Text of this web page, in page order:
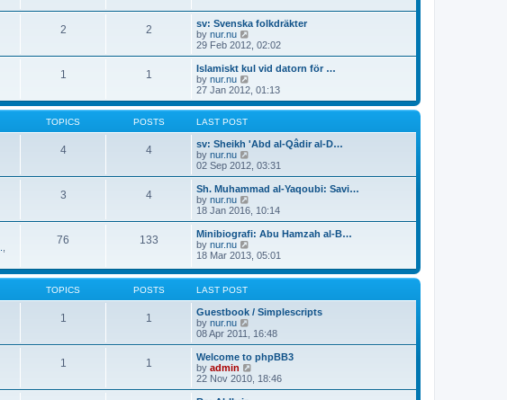
o
s
e
s
p
o
s
e
l
t
e
s
p
o
s
2 2
sv: Svenska folkdräkter
by nur.nu
i
e
w
h
e
l
t
e
t
p
s
t
29 Feb 2012, 02:02
1 1
Islamiskt kul vid datorn för …
by nur.nu
i
e
w
h
e
a
t
e
t
p
o
s
t
27 Jan 2012, 01:13
TOPICS POSTS LAST POST
4 4
sv: Sheikh 'Abd al-Qâdir al-D…
by nur.nu
i
e
w
h
e
l
a
t
e
s
o
s
02 Sep 2012, 03:31
3 4
Sh. Muhammad al-Yaqoubi: Savi…
by nur.nu
i
e
w
h
e
l
e
s
p
o
s
t
18 Jan 2016, 10:14
76 133
Minibiografi: Abu Hamzah al-B…
by nur.nu
i
w
e
a
s
t
p
o
18 Mar 2013, 05:01
TOPICS POSTS LAST POST
1 1
Guestbook / Simplescripts
by nur.nu
e
w
t
h
e
08 Apr 2011, 16:48
1 1
Welcome to phpBB3
by admin
e
22 Nov 2010, 18:46